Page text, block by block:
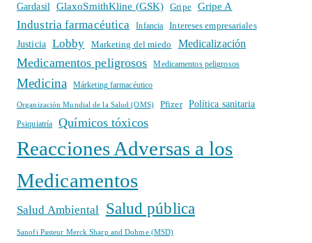
Gardasil GlaxoSmithKline (GSK) Gripe Gripe A
Industria farmacéutica Infancia
Intereses empresariales
Justicia
Lobby Marketing del miedo Medicalización
Medicamentos peligrosos Medicamentos peligrosos
Medicina Márketing farmacéutico
Organización Mundial de la Salud (OMS) Pfizer Política sanitaria
Psiquiatría Químicos tóxicos
Reacciones Adversas a los
Medicamentos
Salud Ambiental Salud pública
Sanofi Pasteur Merck Sharp and Dohme (MSD)